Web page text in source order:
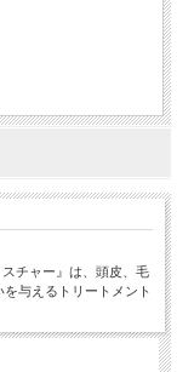
チャー』は、頭皮、毛
与えるトリートメント